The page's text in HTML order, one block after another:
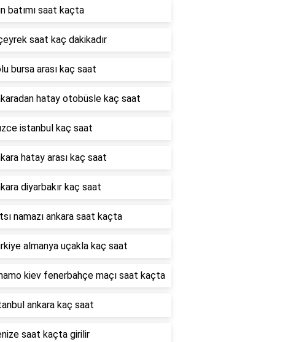
batımı saat kaçta
saat kaç dakikadır
bursa arası kaç saat
hatay otobüsle kaç saat
istanbul kaç saat
hatay arası kaç saat
diyarbakır kaç saat
namazı ankara saat kaçta
almanya uçakla kaç saat
kiev fenerbahçe maçı saat kaçta
ankara kaç saat
saat kaçta girilir